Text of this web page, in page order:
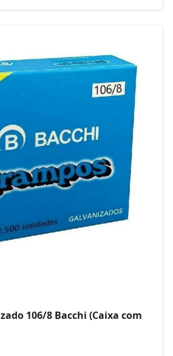
106/8 Bacchi (Caixa com